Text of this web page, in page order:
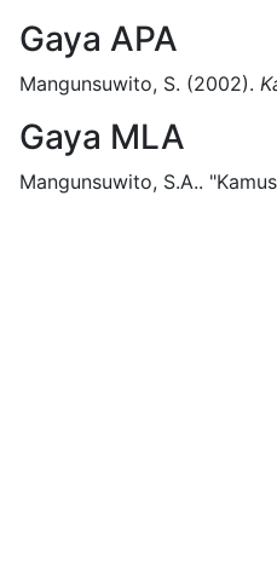
Gaya APA
Mangunsuwito, S. (2002).
Gaya MLA
Mangunsuwito, S.A..